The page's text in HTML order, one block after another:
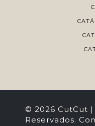
© 2026 CutCut
Reservados.